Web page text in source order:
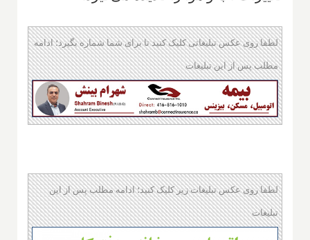
لطفا روی عکس تبلیغاتی کلیک کنید تا برای شما شماره بگیرد؛ ادامه
مطلب پس از این تبلیغات
لطفا روی عکس تبلیغات زیر کلیک کنید؛ ادامه مطلب پس از این
تبلیغات